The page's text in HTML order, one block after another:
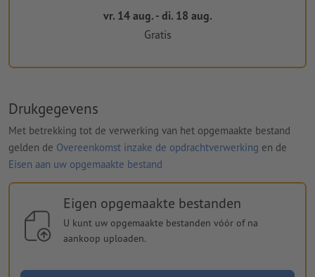
vr. 14 aug. - di. 18 aug.
Gratis
Drukgegevens
Met betrekking tot de verwerking van het opgemaakte bestand
gelden de Overeenkomst inzake de opdrachtverwerking en de
Eisen aan uw opgemaakte bestand
Eigen opgemaakte bestanden
U kunt uw opgemaakte bestanden vóór of na
aankoop uploaden.